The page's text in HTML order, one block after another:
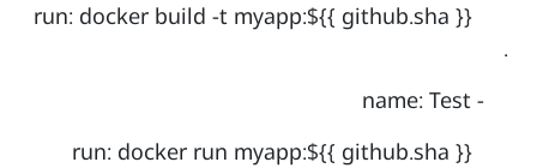
run: docker build -t myapp:${{ github.sha }}
.
- name: Test
run: docker run myapp:${{ github.sha }}